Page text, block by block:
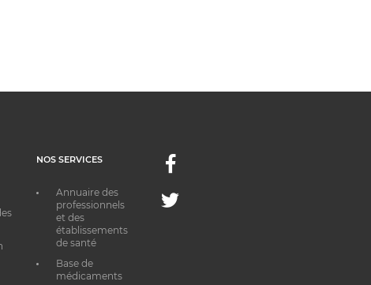
NOS SERVICES
Annuaire des
professionnels
et des
établissements
de santé
Base de
médicaments
Facebook
Twitter